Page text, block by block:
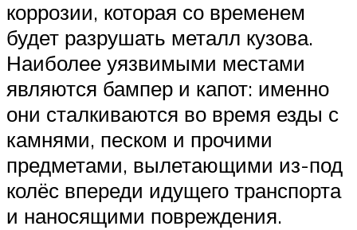
коррозии, которая со временем
будет разрушать металл кузова.
Наиболее уязвимыми местами
являются бампер и капот: именно
они сталкиваются во время езды с
камнями, песком и прочими
предметами, вылетающими из-под
колёс впереди идущего транспорта
и наносящими повреждения.